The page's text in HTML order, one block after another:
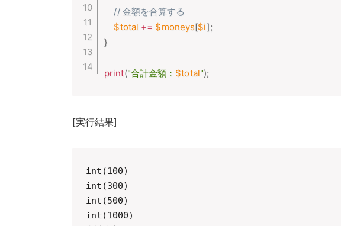
// 金額を合算する
$total += $moneys[$i];
}
print("合計金額： $total");
[実行結果]
int(100)
int(300)
int(500)
int(1000)